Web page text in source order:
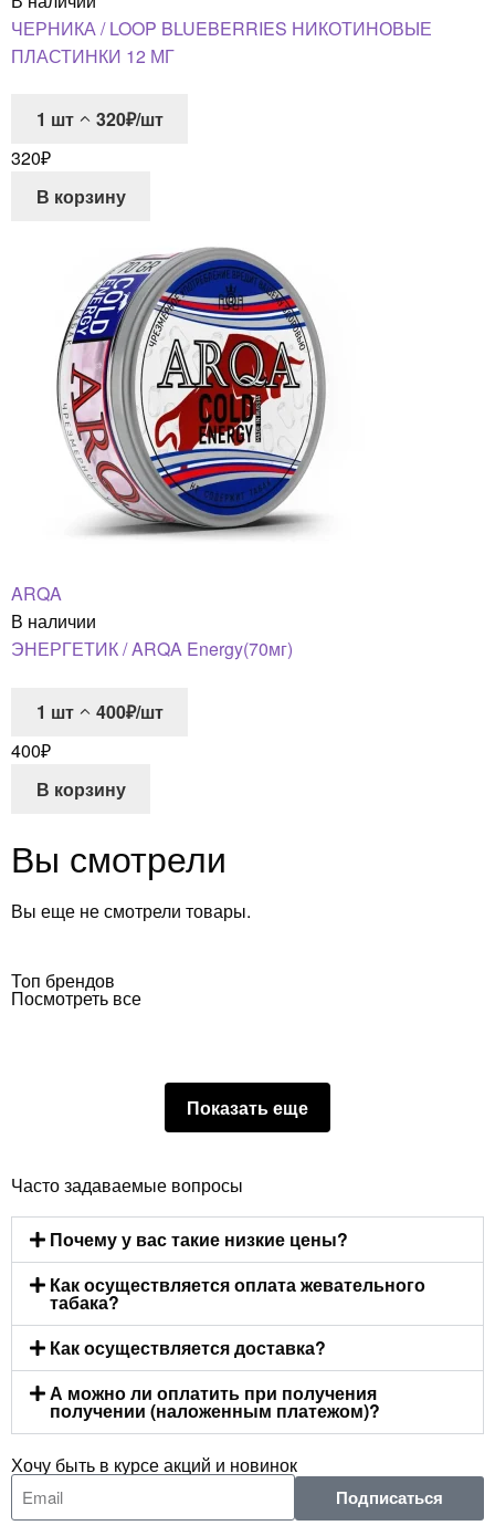
ЧЕРНИКА / LOOP BLUEBERRIES НИКОТИНОВЫЕ
ПЛАСТИНКИ 12 МГ
1 шт
320₽/шт
320₽
В корзину
ARQA
В наличии
ЭНЕРГЕТИК / ARQA Energy(70мг)
1 шт
400₽/шт
400₽
В корзину
Вы смотрели
Вы еще не смотрели товары.
Топ брендов
Посмотреть все
Показать еще
Часто задаваемые вопросы
Почему у вас такие низкие цены?
Как осуществляется оплата жевательного
табака?
Как осуществляется доставка?
А можно ли оплатить при получения
получении (наложенным платежом)?
Хочу быть в курсе акций и новинок
Подписаться